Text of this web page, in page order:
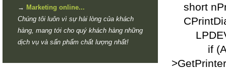
→ Marketing online...
Chúng tôi luôn vì sự hài lòng của khách
hàng, mang tới cho quý khách hàng những
dịch vụ và sẩn phẩm chất lượng nhất!
short
if